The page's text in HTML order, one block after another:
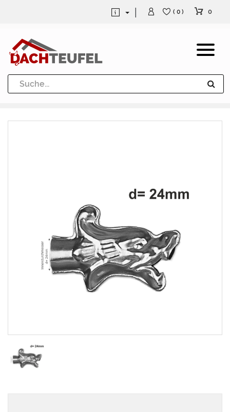
Dachrinne und Fallrohre
Werkzeuge und Löttechnik
( 0 ) 0